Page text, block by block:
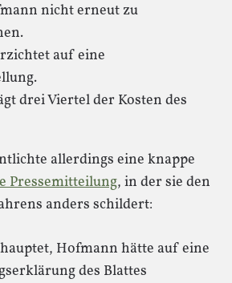
nicht erneut zu
auf eine
drei Viertel der Kosten des
allerdings eine knappe
Pressemitteilung, in der sie den
anders schildert:
Hofmann hätte auf eine
des Blattes